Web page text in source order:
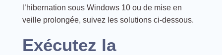
l’hibernation sous Windows 10 ou de mise en
veille prolongée, suivez les solutions ci-dessous.
Exécutez la